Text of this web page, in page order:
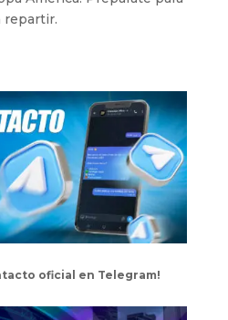
repartir.
oficial en Telegram!